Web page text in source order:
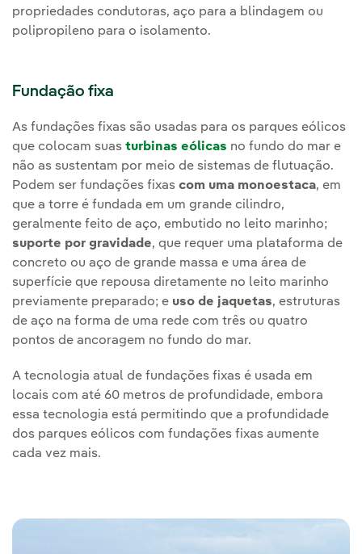
propriedades condutoras, aço para a blindagem ou
polipropileno para o isolamento.
Fundação fixa
As fundações fixas são usadas para os parques eólicos
que colocam suas turbinas eólicas no fundo do mar e
não as sustentam por meio de sistemas de flutuação.
Podem ser fundações fixas com uma monoestaca, em
que a torre é fundada em um grande cilindro,
geralmente feito de aço, embutido no leito marinho;
suporte por gravidade, que requer uma plataforma de
concreto ou aço de grande massa e uma área de
superfície que repousa diretamente no leito marinho
previamente preparado; e uso de jaquetas, estruturas
de aço na forma de uma rede com três ou quatro
pontos de ancoragem no fundo do mar.
A tecnologia atual de fundações fixas é usada em
locais com até 60 metros de profundidade, embora
essa tecnologia está permitindo que a profundidade
dos parques eólicos com fundações fixas aumente
cada vez mais.